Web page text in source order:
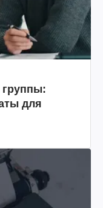
группы:
для